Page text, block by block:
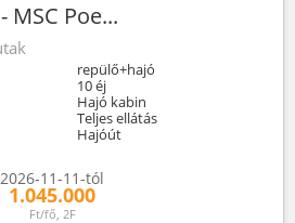
MSC Poe...
repülő+hajó
10 éj
Hajó kabin
Teljes ellátás
Hajóút
2026-11-11-tól
1.045.000
Ft/fő, 2F